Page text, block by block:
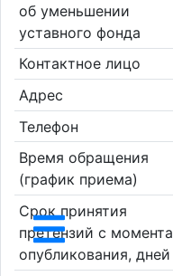
об уменьшении
уставного фонда
Контактное лицо
Адрес
Телефон
Время обращения
(график приема)
Срок принятия
претензий с момента
опубликования, дней